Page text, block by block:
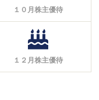
１０月株主優待
１２月株主優待